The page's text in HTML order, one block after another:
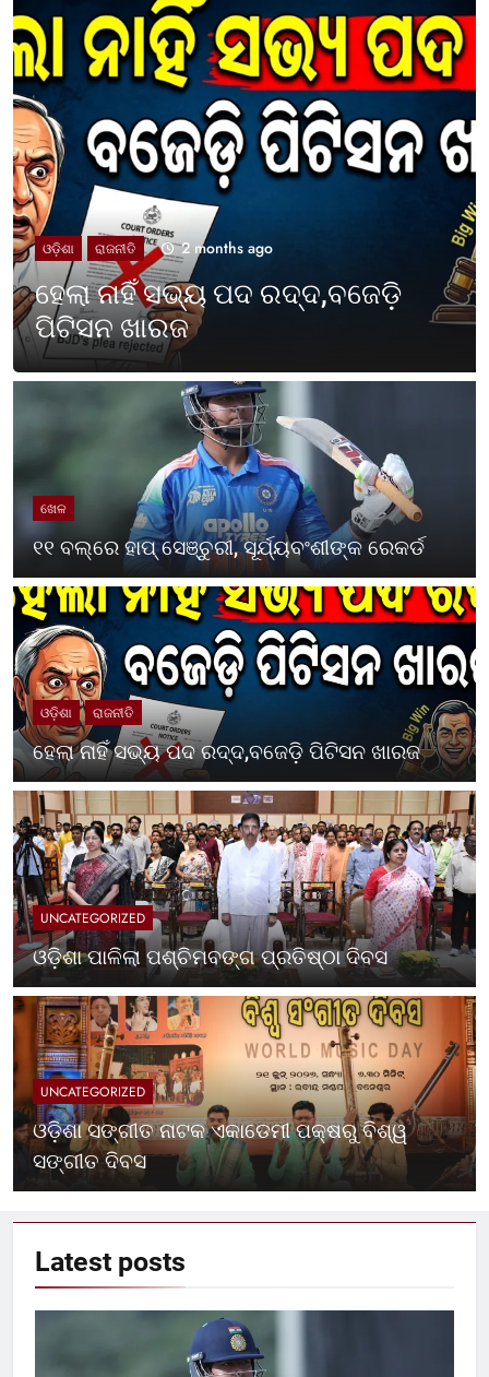
UNCATEGORIZED 2 months ago
ଓଡ଼ିଶା ପାଳିଲା ପଶ୍ଚିମବଙ୍ଗ
ପ୍ରତିଷ୍ଠା ଦିବସ
ଖେଳ
୧୧ ବଲ୍‌ରେ ହାପ୍ ସେଞ୍ଚୁରୀ, ସୂର୍ଯ୍ୟବଂଶୀଙ୍କ ରେକର୍ଡ
ଓଡ଼ିଶା ରାଜନୀତି
ହେଲା ନାହିଁ ସଭ୍ୟ ପଦ ରଦ୍ଦ,ବଜେଡ଼ି ପିଟିସନ ଖାରଜ
UNCATEGORIZED
ଓଡ଼ିଶା ପାଳିଲା ପଶ୍ଚିମବଙ୍ଗ ପ୍ରତିଷ୍ଠା ଦିବସ
UNCATEGORIZED
ଓଡ଼ିଶା ସଙ୍ଗୀତ ନାଟକ ଏକାଡେମୀ ପକ୍ଷରୁ ବିଶ୍ୱ
ସଙ୍ଗୀତ ଦିବସ
Latest posts